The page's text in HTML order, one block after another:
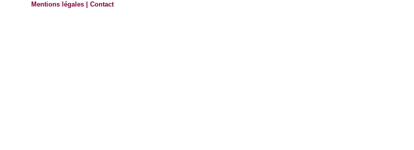
Mentions légales |Contact